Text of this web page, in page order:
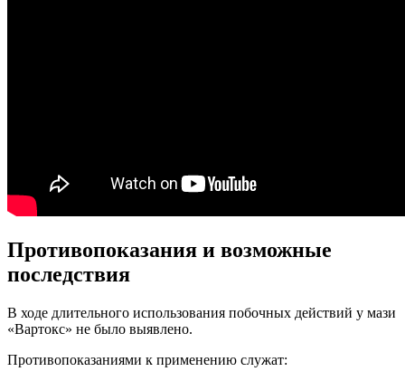
Противопоказания и возможные
последствия
В ходе длительного использования побочных действий у мази
«Вартокс» не было выявлено.
Противопоказаниями к применению служат: